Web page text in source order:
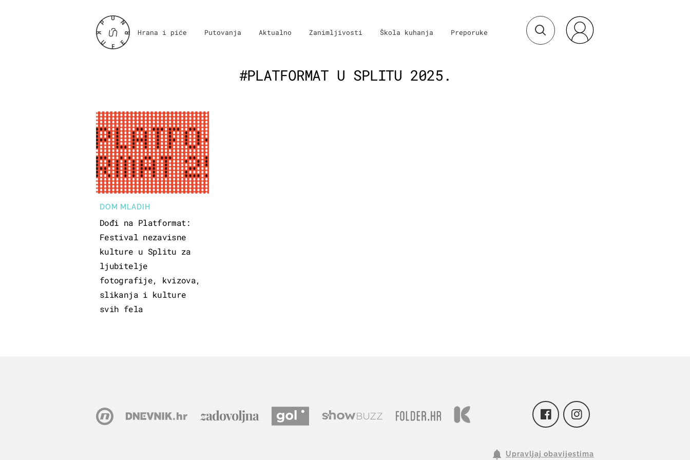
Hrana i piće Putovanja Aktualno Zanimljivosti Škola kuhanja Preporuke
#PLATFORMAT U SPLITU 2025.
DOM MLADIH
Dođi na Platformat:
Festival nezavisne
kulture u Splitu za
ljubitelje
fotografije, kvizova,
slikanja i kulture
svih fela
Upravljaj obavijestima